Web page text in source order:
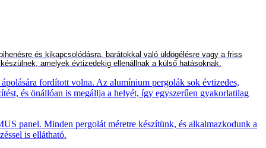
és kikapcsolódásra, barátokkal való üldögélésre vagy a friss
amelyek évtizedekig ellenállnak a külső hatásoknak.
fordított volna. Az alumínium pergolák sok évtizedes,
és önállóan is megállja a helyét, így egyszerűen gyakorlatilag
panel. Minden pergolát méretre készítünk, és alkalmazkodunk a
is ellátható.